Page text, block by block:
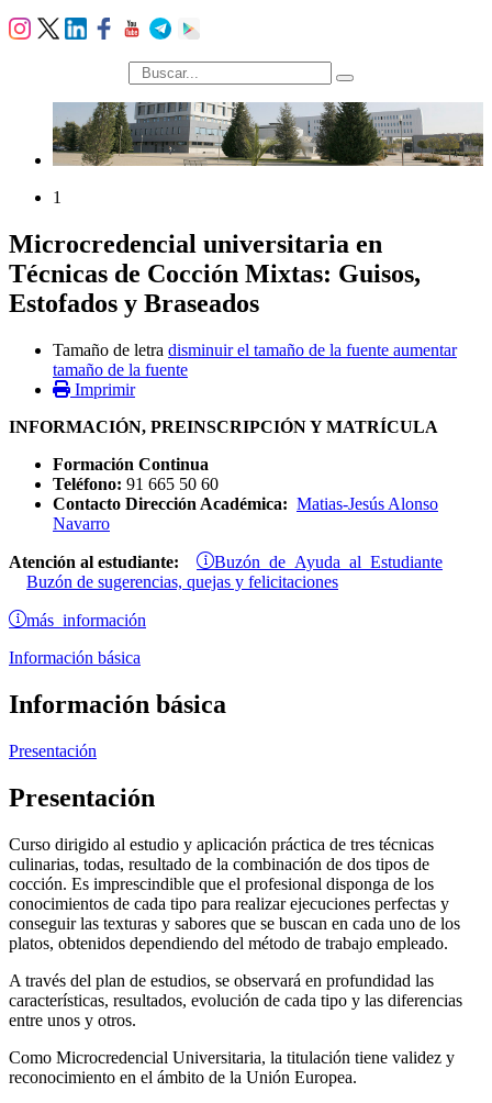
búsqueda
1
Microcredencial universitaria en
Técnicas de Cocción Mixtas: Guisos,
Estofados y Braseados
Tamaño de letra disminuir el tamaño de la fuente aumentar
tamaño de la fuente
Imprimir
INFORMACIÓN, PREINSCRIPCIÓN Y MATRÍCULA
Formación Continua
Teléfono: 91 665 50 60
Contacto Dirección Académica: Matias-Jesús Alonso
Navarro
Atención al estudiante: Buzón de Ayuda al Estudiante
Buzón de sugerencias, quejas y felicitaciones
más información
Información básica
Información básica
Presentación
Presentación
Curso dirigido al estudio y aplicación práctica de tres técnicas
culinarias, todas, resultado de la combinación de dos tipos de
cocción. Es imprescindible que el profesional disponga de los
conocimientos de cada tipo para realizar ejecuciones perfectas y
conseguir las texturas y sabores que se buscan en cada uno de los
platos, obtenidos dependiendo del método de trabajo empleado.
A través del plan de estudios, se observará en profundidad las
características, resultados, evolución de cada tipo y las diferencias
entre unos y otros.
Como Microcredencial Universitaria, la titulación tiene validez y
reconocimiento en el ámbito de la Unión Europea.